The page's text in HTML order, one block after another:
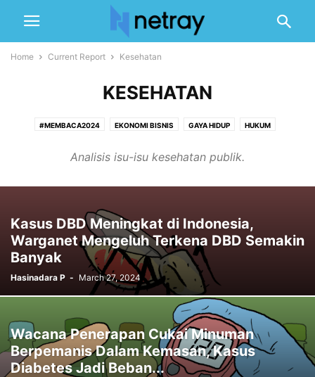
Home Current Report Kesehatan
KESEHATAN
#MEMBACA2024 EKONOMI BISNIS GAYA HIDUP HUKUM
PENDIDIKAN POLITIK TEKNOLOGI TRANSPORTASI
Analisis isu-isu kesehatan publik.
Kasus DBD Meningkat di Indonesia,
Warganet Mengeluh Terkena DBD Semakin
Banyak
Hasinadara P - March 27, 2024
Wacana Penerapan Cukai Minuman
Berpemanis Dalam Kemasan, Kasus
Diabetes Jadi Beban...